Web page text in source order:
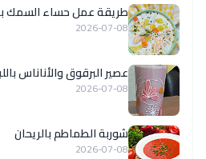
طريقة عمل حساء السمك
2026-07-08
عصير البرقوق والأناناس
2026-07-08
شوربة الطماطم بالريحان
2026-07-08